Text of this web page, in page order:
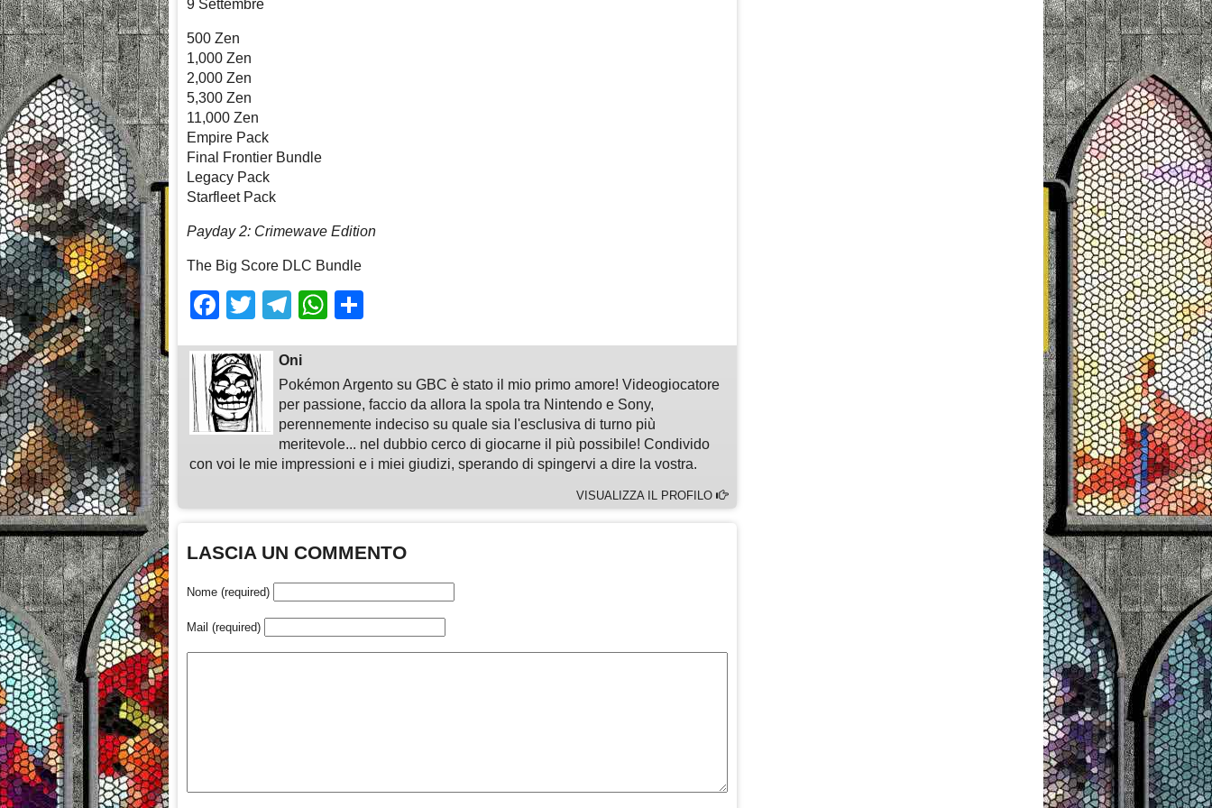
9 Settembre
500 Zen
1,000 Zen
2,000 Zen
5,300 Zen
11,000 Zen
Empire Pack
Final Frontier Bundle
Legacy Pack
Starfleet Pack
Payday 2: Crimewave Edition
The Big Score DLC Bundle
Facebook
TwitterTelegram
WhatsApp
Oni
Pokémon Argento su GBC è stato il mio primo amore! Videogiocatore
per passione, faccio da allora la spola tra Nintendo e Sony,
perennemente indeciso su quale sia l'esclusiva di turno più
meritevole... nel dubbio cerco di giocarne il più possibile! Condivido
con voi le mie impressioni e i miei giudizi, sperando di spingervi a dire la vostra.
VISUALIZZA IL PROFILO
LASCIA UN COMMENTO
Nome (required)
Mail (required)